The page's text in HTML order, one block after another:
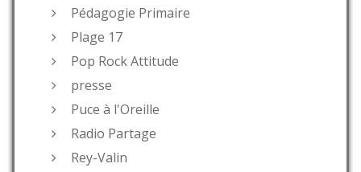
Pédagogie Primaire
Plage 17
Pop Rock Attitude
presse
Puce à l'Oreille
Radio Partage
Rey-Valin